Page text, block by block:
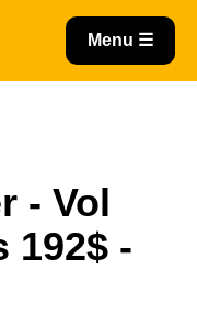
- Vol
192$ -